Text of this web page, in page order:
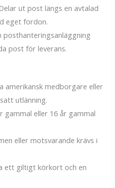
ut post längs en avtalad
eget fordon.
posthanteringsanläggning
post för leverans.
amerikansk medborgare eller
utlänning.
gammal eller 16 år gammal
eller motsvarande krävs i
ett giltigt körkort och en